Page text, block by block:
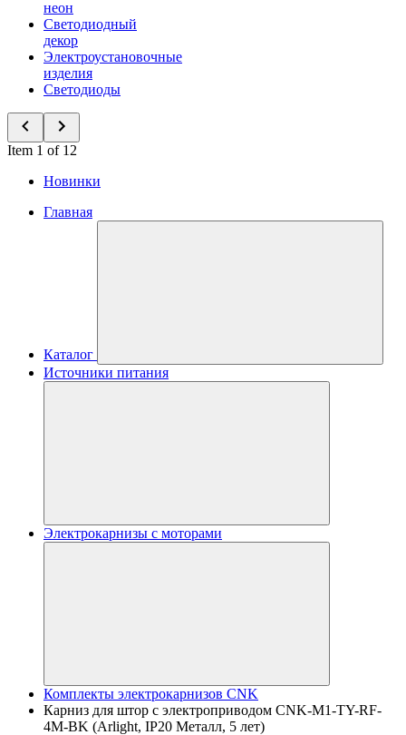
неон
Светодиодный
декор
Электроустановочные
изделия
Светодиоды
Item 1 of 12
Новинки
Главная
Каталог
Источники питания
Электрокарнизы с моторами
Комплекты электрокарнизов CNK
Карниз для штор с электроприводом CNK-M1-TY-RF-
4M-BK (Arlight, IP20 Металл, 5 лет)